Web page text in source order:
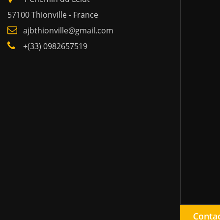
57100 Thionville - France
ajbthionville@gmail.com
+(33) 0982657519